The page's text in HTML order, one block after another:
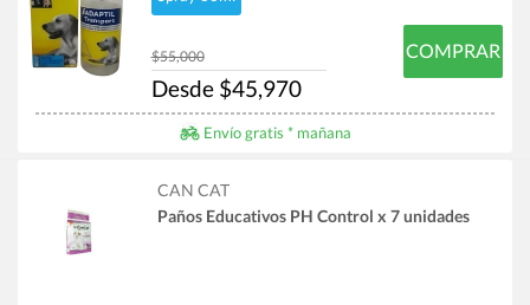
$55,000
Desde $45,970
COMPRAR
Envío gratis * mañana
CAN CAT
Paños Educativos PH Control x 7 unidades